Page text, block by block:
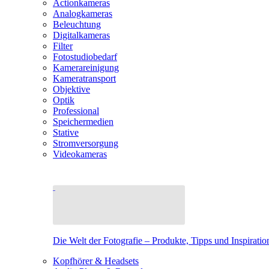
Actionkameras
Analogkameras
Beleuchtung
Digitalkameras
Filter
Fotostudiobedarf
Kamerareinigung
Kameratransport
Objektive
Optik
Professional
Speichermedien
Stative
Stromversorgung
Videokameras
Die Welt der Fotografie – Produkte, Tipps und
Kopfhörer & Headsets